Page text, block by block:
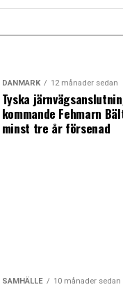
DANMARK 12 månader sedan
Tyska
kommande Fehmarn
minst tre år försenad
SAMHÄLLE 10 månader sedan